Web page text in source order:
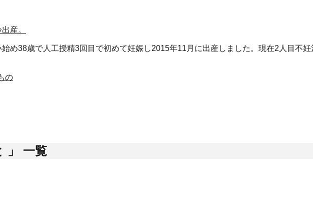
産。
め38歳で人工授精3回目で初めて妊娠し2015年11月に出産しました。現在2人目不妊
の
」 一覧